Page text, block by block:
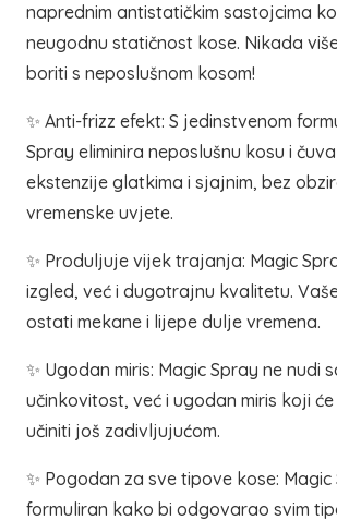
naprednim antistatičkim sastojcima
neugodnu statičnost kose. Nikada
boriti s neposlušnom kosom!
✨ Anti-frizz efekt: S jedinstvenom
Spray eliminira neposlušnu kosu i
ekstenzije glatkima i sjajnim, bez
vremenske uvjete.
✨ Produljuje vijek trajanja: Magic
izgled, već i dugotrajnu kvalitetu.
ostati mekane i lijepe dulje vremena.
✨ Ugodan miris: Magic Spray ne nudi
učinkovitost, već i ugodan miris koji
učiniti još zadivljujućom.
✨ Pogodan za sve tipove kose:
formuliran kako bi odgovarao svim